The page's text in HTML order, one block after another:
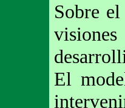
Sobre
El